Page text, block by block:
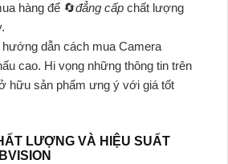
hàng để 🔄đẳng cấp chất lượng
dẫn cách mua Camera
cao. Hi vọng những thông tin trên
hữu sản phẩm ưng ý với giá tốt
LƯỢNG VÀ HIỆU SUẤT